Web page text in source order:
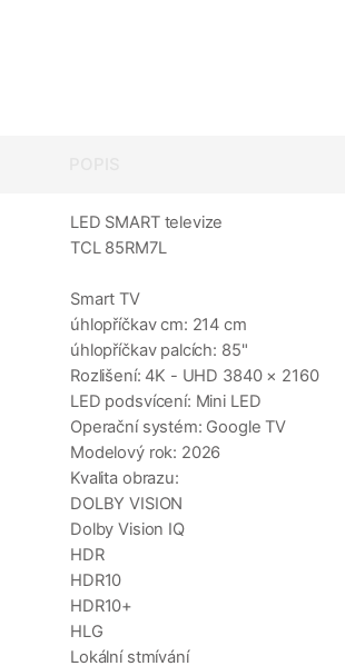
LED SMART televize
TCL 85RM7L
Smart TV
úhlopříčkav cm: 214 cm
úhlopříčkav palcích: 85"
Rozlišení: 4K - UHD 3840 × 2160
LED podsvícení: Mini LED
Operační systém: Google TV
Modelový rok: 2026
Kvalita obrazu:
DOLBY VISION
Dolby Vision IQ
HDR
HDR10
HDR10+
HLG
Lokální stmívání